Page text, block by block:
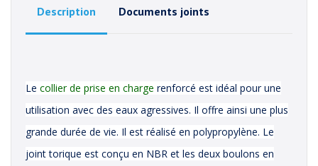
Description Documents joints
Le collier de prise en charge renforcé est idéal pour une
utilisation avec des eaux agressives. Il offre ainsi une plus
grande durée de vie. Il est réalisé en polypropylène. Le
joint torique est conçu en NBR et les deux boulons en